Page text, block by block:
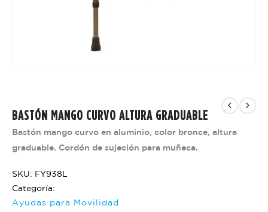
BASTÓN MANGO CURVO ALTURA GRADUABLE
Bastón mango curvo en aluminio, color bronce, altura
graduable. Cordón de sujeción para muñeca.
SKU: FY938L
Categoría:
Ayudas para Movilidad